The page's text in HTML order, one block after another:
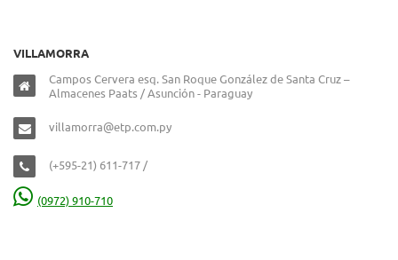
VILLAMORRA
Campos Cervera esq. San Roque González de Santa Cruz –
Almacenes Paats / Asunción - Paraguay
villamorra@etp.com.py
(+595-21) 611-717 /
(0972) 910-710